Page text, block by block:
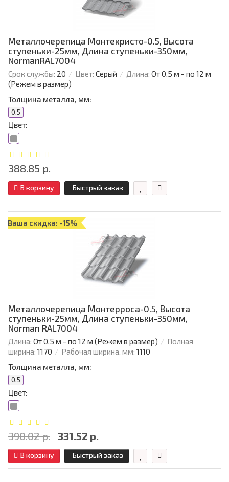
Металлочерепица Монтекристо-0.5, Высота
ступеньки-25мм, Длина ступеньки-350мм,
NormanRAL7004
Срок службы: 20 Цвет: Серый Длина: От 0,5 м - по 12 м
(Режем в размер)
Толщина металла, мм:
0.5
Цвет:
388.85 р.
В корзину Быстрый заказ
Ваша скидка: -15%
Металлочерепица Монтерроса-0.5, Высота
ступеньки-25мм, Длина ступеньки-350мм,
Norman RAL7004
Длина: От 0,5 м - по 12 м (Режем в размер)
Полная
ширина: 1170 Рабочая ширина, мм: 1110
Толщина металла, мм:
0.5
Цвет:
390.02 р. 331.52 р.
В корзину Быстрый заказ